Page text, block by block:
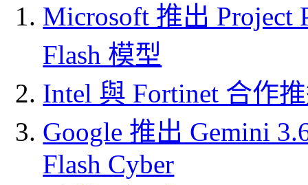
Microsoft 推出 Project
Flash 模型
Intel 與 Fortinet 合作
Google 推出 Gemini
Flash Cyber